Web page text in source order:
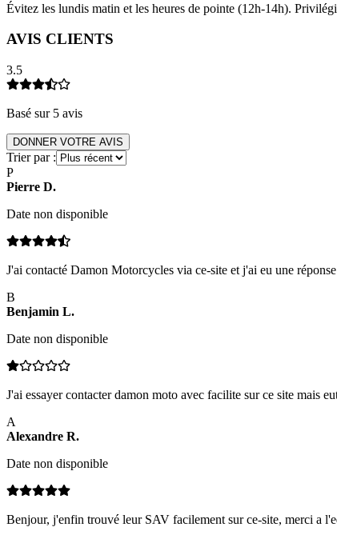
Évitez les lundis matin et les heures de pointe (12h-14h).
AVIS CLIENTS
3.5
Basé sur 5 avis
DONNER VOTRE AVIS
Trier par :
P
Pierre D.
Date non disponible
J'ai contacté Damon Motorcycles via ce-site et j'ai eu une
B
Benjamin L.
Date non disponible
J'ai essayer contacter damon moto avec facilite sur ce site mais
A
Alexandre R.
Date non disponible
Benjour, j'enfin trouvé leur SAV facilement sur ce-site, merci a